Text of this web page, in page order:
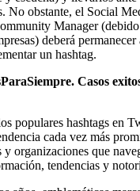
No obstante, el Social
Manager (debido
deberá
un hashtag.
Casos
populares hashtags en
cada vez más
organizaciones que
tendencias y